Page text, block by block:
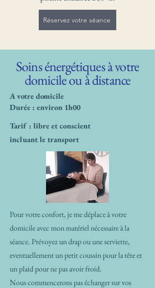
Réservez votre séance
Soins énergétiques à votre
domicile ou à distance
A votre domicile
Durée : environ 1h00
Tarif : libre et conscient
incluant le transport
Pour votre confort, je me déplace à votre
domicile avec mon matériel nécessaire à la
séance. Prévoyez un drap ou une serviette,
eventuellement un petit coussin pour la tête et
un plaid pour ne pas avoir froid.
Nous commencerons pas échanger sur vos